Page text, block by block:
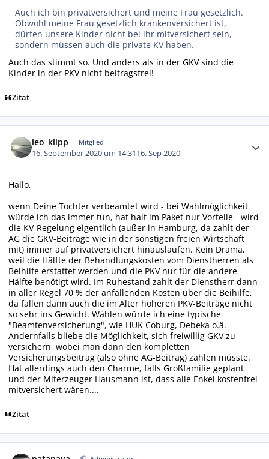
Auch ich bin privatversichert und meine Frau gesetzlich.
Obwohl meine Frau gesetzlich krankenversichert ist,
dürfen unsere Kinder nicht bei ihr mitversichert sein,
sondern müssen auch die private KV haben.
Auch das stimmt so. Und anders als in der GKV sind die
Kinder in der PKV nicht beitragsfrei!
Zitat
leo_klipp Mitglied
16. September 2020 um 14:3116. Sep 2020
Hallo,
wenn Deine Tochter verbeamtet wird - bei Wahlmöglichkeit
würde ich das immer tun, hat halt im Paket nur Vorteile - wird
die KV-Regelung eigentlich (außer in Hamburg, da zahlt der
AG die GKV-Beiträge wie in der sonstigen freien Wirtschaft
mit) immer auf privatversichert hinauslaufen. Kein Drama,
weil die Hälfte der Behandlungskosten vom Dienstherren als
Beihilfe erstattet werden und die PKV nur für die andere
Hälfte benötigt wird. Im Ruhestand zahlt der Dienstherr dann
in aller Regel 70 % der anfallenden Kosten über die Beihilfe,
da fallen dann auch die im Alter höheren PKV-Beiträge nicht
so sehr ins Gewicht. Wählen würde ich eine typische
"Beamtenversicherung", wie HUK Coburg, Debeka o.ä.
Andernfalls bliebe die Möglichkeit, sich freiwillig GKV zu
versichern, wobei man dann den kompletten
Versicherungsbeitrag (also ohne AG-Beitrag) zahlen müsste.
Hat allerdings auch den Charme, falls Großfamilie geplant
und der Miterzeuger Hausmann ist, dass alle Enkel kostenfrei
mitversichert wären....
Zitat